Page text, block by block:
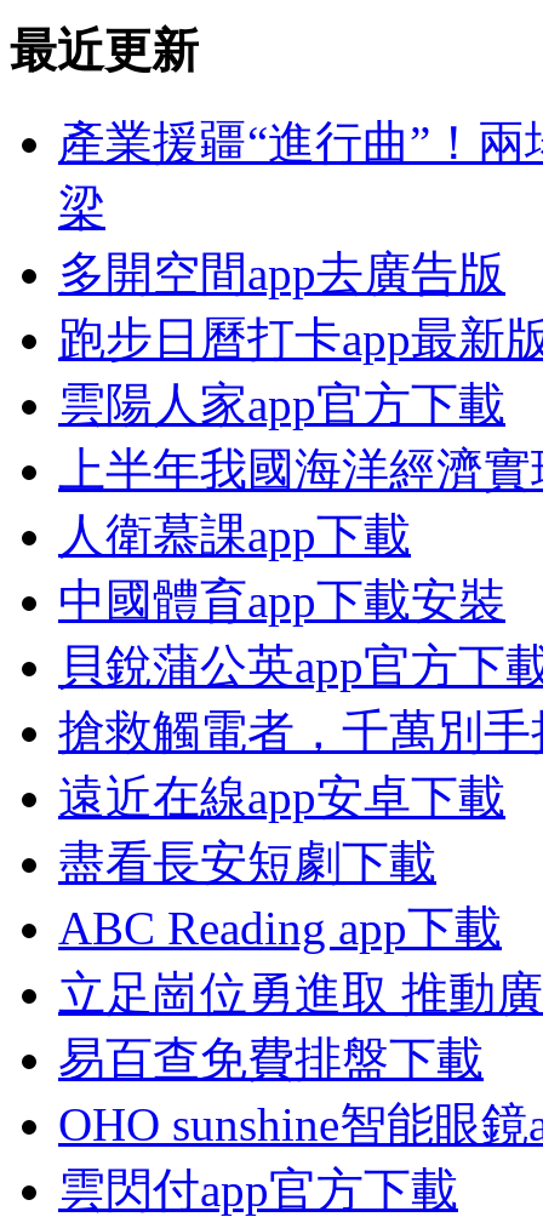
最近更新
產業援疆“進行曲”！
梁
多開空間app去廣告版
跑步日曆打卡app最新
雲陽人家app官方下載
上半年我國海洋經濟
人衛慕課app下載
中國體育app下載安裝
貝銳蒲公英app官方下
搶救觸電者，千萬別
遠近在線app安卓下載
盡看長安短劇下載
ABC Reading app下載
立足崗位勇進取 推動
易百查免費排盤下載
OHO sunshine智能眼
雲閃付app官方下載